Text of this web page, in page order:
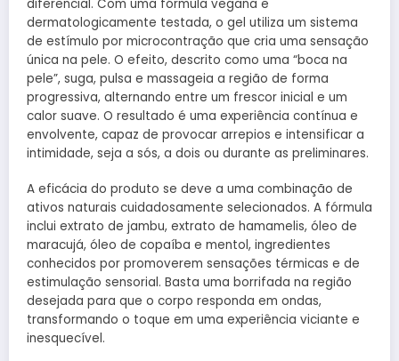
diferencial. Com uma fórmula vegana e
dermatologicamente testada, o gel utiliza um sistema
de estímulo por microcontração que cria uma sensação
única na pele. O efeito, descrito como uma “boca na
pele”, suga, pulsa e massageia a região de forma
progressiva, alternando entre um frescor inicial e um
calor suave. O resultado é uma experiência contínua e
envolvente, capaz de provocar arrepios e intensificar a
intimidade, seja a sós, a dois ou durante as preliminares.
A eficácia do produto se deve a uma combinação de
ativos naturais cuidadosamente selecionados. A fórmula
inclui extrato de jambu, extrato de hamamelis, óleo de
maracujá, óleo de copaíba e mentol, ingredientes
conhecidos por promoverem sensações térmicas e de
estimulação sensorial. Basta uma borrifada na região
desejada para que o corpo responda em ondas,
transformando o toque em uma experiência viciante e
inesquecível.